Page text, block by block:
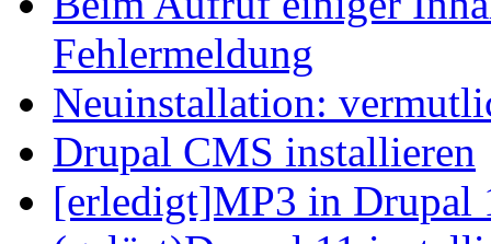
Fehlermeldung
Neuinstallation:
Drupal CMS installieren
[erledigt]MP3 in Drupal